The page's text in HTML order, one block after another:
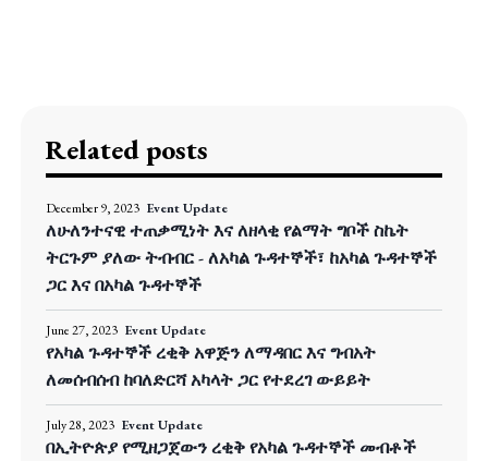
Related posts
December 9, 2023 Event Update
ለሁለንተናዊ ተጠቃሚነት እና ለዘላቂ የልማት ግቦች ስኬት
ትርጉም ያለው ትብብር - ለአካል ጉዳተኞች፣ ከአካል ጉዳተኞች
ጋር እና በአካል ጉዳተኞች
June 27, 2023 Event Update
የአካል ጉዳተኞች ረቂቅ አዋጅን ለማዳበር እና ግብአት
ለመሰብሰብ ከባለድርሻ አካላት ጋር የተደረገ ውይይት
July 28, 2023 Event Update
በኢትዮጵያ የሚዘጋጀውን ረቂቅ የአካል ጉዳተኞች መብቶች